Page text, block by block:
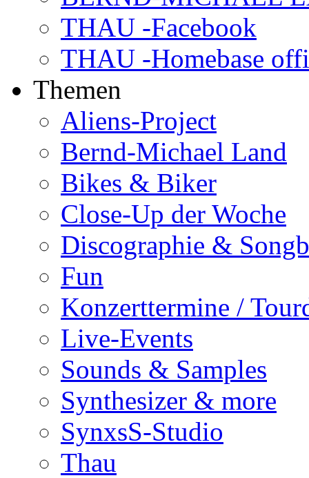
THAU -Facebook
THAU -Homebase
Themen
Aliens-Project
Bernd-Michael Land
Bikes & Biker
Close-Up der Woche
Discographie &
Fun
Konzerttermine /
Live-Events
Sounds & Samples
Synthesizer & more
SynxsS-Studio
Thau